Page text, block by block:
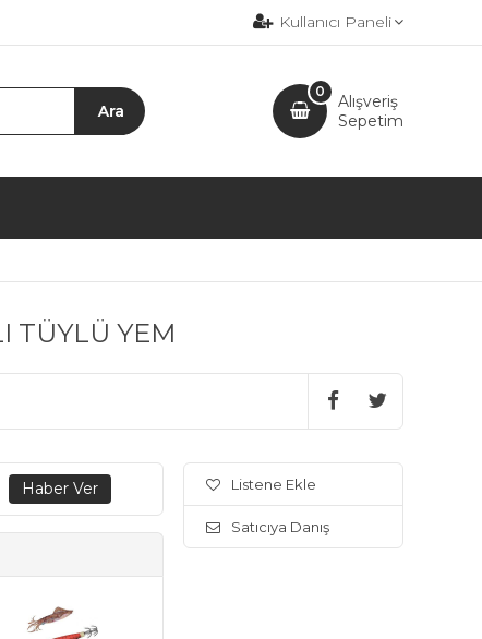
Kullanıcı Paneli
Alışveriş
Sepetim
0
TÜYLÜ YEM
Listene Ekle
Satıcıya Danış